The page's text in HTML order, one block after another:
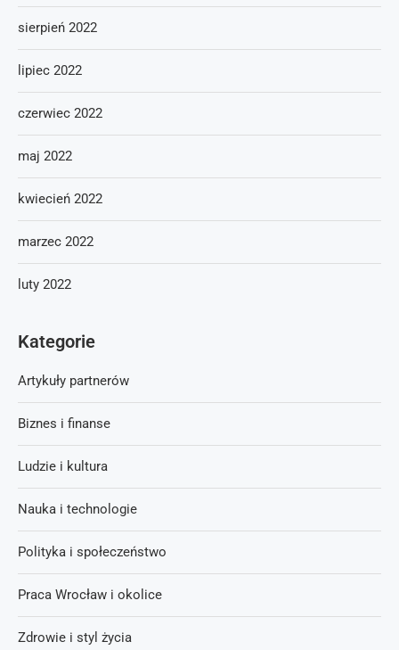
sierpień 2022
lipiec 2022
czerwiec 2022
maj 2022
kwiecień 2022
marzec 2022
luty 2022
Kategorie
Artykuły partnerów
Biznes i finanse
Ludzie i kultura
Nauka i technologie
Polityka i społeczeństwo
Praca Wrocław i okolice
Zdrowie i styl życia